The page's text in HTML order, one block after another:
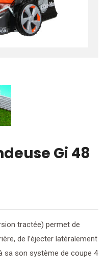
Gi 48
tractée) permet de
de l’éjecter latéralement
sa son système de coupe 4